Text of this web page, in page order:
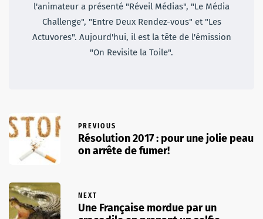
l'animateur a présenté "Réveil Médias", "Le Média
Challenge", "Entre Deux Rendez-vous" et "Les
Actuvores". Aujourd'hui, il est la tête de l'émission
"On Revisite la Toile".
PREVIOUS
Résolution 2017 : pour une jolie peau
on arrête de fumer!
NEXT
Une Française mordue par un